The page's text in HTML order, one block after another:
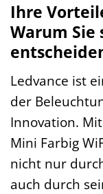
Ihre
Warum Sie
Ledvance ist
der
Innovation.
Mini Farbig
nicht nur
auch durch